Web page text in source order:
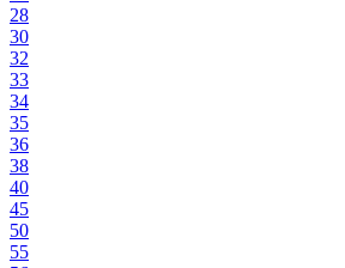
28
30
32
33
34
35
36
38
40
45
50
55